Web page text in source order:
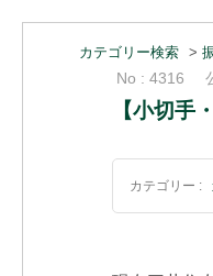
カテゴリー検索 >
No : 4316
【小切手
カテゴリー :